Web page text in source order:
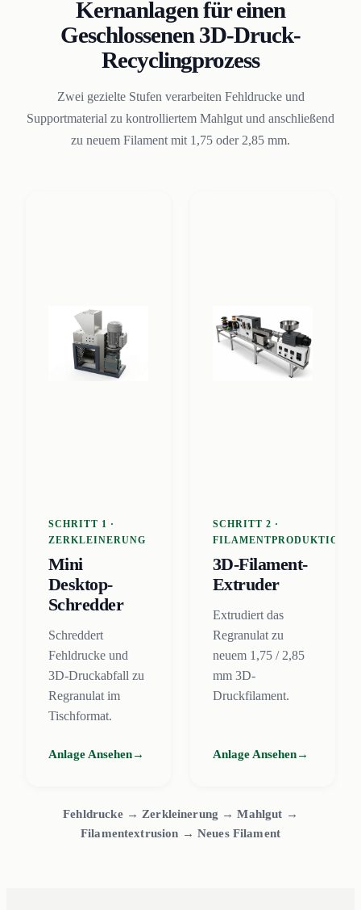
Kernanlagen für einen
Geschlossenen 3D-Druck-
Recyclingprozess
Zwei gezielte Stufen verarbeiten Fehldrucke und
Supportmaterial zu kontrolliertem Mahlgut und anschließend
zu neuem Filament mit 1,75 oder 2,85 mm.
SCHRITT 1 ·
ZERKLEINERUNG
Mini
Desktop-
Schredder
Schreddert
Fehldrucke und
3D-Druckabfall zu
Regranulat im
Tischformat.
Anlage Ansehen→
SCHRITT 2 ·
FILAMENTPRODUKTION
3D-Filament-
Extruder
Extrudiert das
Regranulat zu
neuem 1,75 / 2,85
mm 3D-
Druckfilament.
Anlage Ansehen→
Fehldrucke → Zerkleinerung → Mahlgut →
Filamentextrusion → Neues Filament